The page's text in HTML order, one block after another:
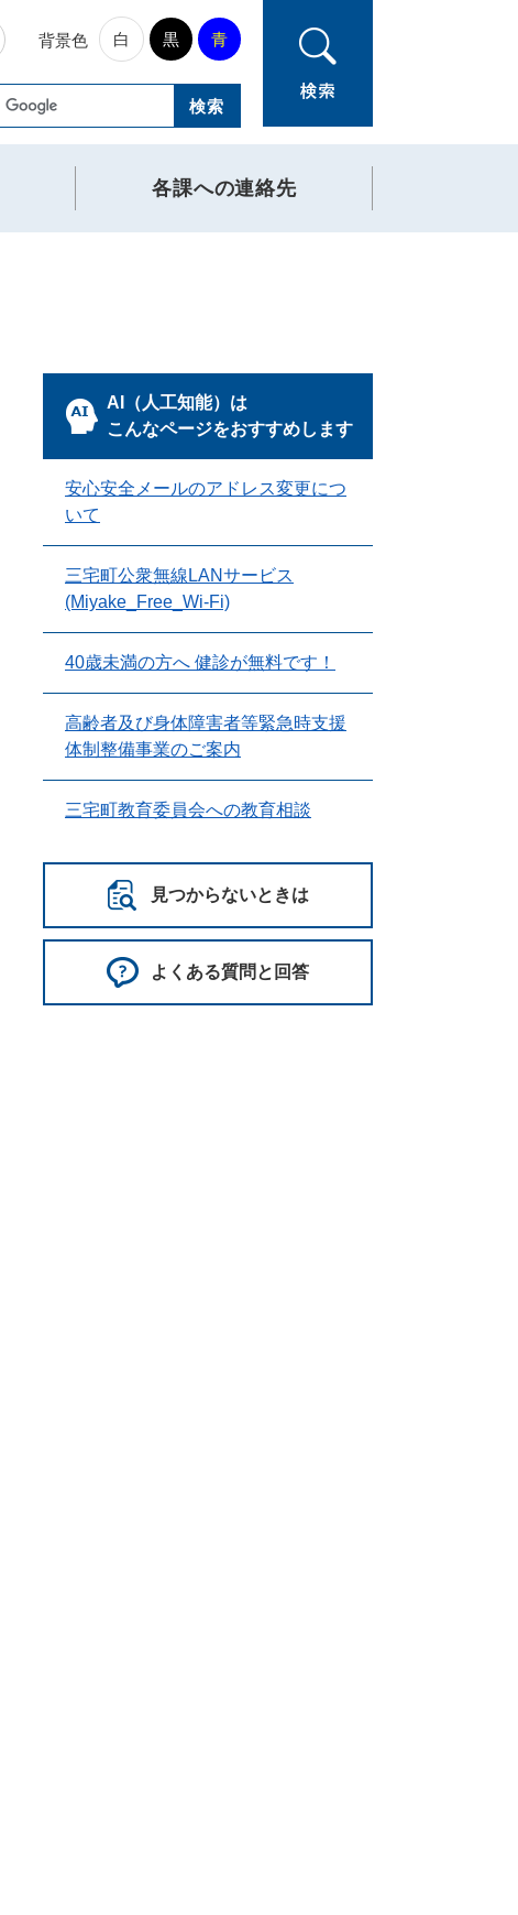
背景色 白 黒 青
各課への連絡先
AI（人工知能）は
こんなページをおすすめします
安心安全メールのアドレス変更につ
いて
三宅町公衆無線LANサービス
(Miyake_Free_Wi-Fi)
40歳未満の方へ 健診が無料です！
高齢者及び身体障害者等緊急時支援
体制整備事業のご案内
三宅町教育委員会への教育相談
見つからないときは
よくある質問と回答